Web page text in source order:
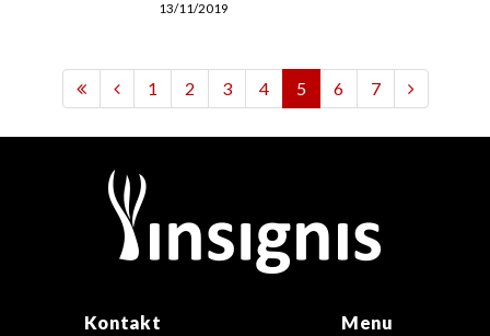
13/11/2019
1 2 3 4 5 6 7
Kontakt Menu